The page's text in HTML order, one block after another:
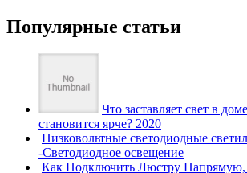
Популярные статьи
Что заставляет свет в
становится ярче? 2020
Низковольтные светодиодные
-Светодиодное освещение
Как Подключить Люстру